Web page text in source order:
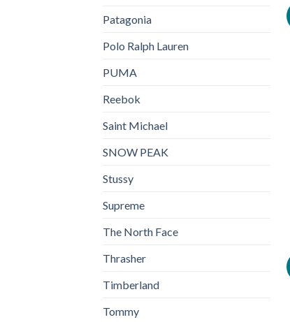
Patagonia
Polo Ralph Lauren
PUMA
Reebok
Saint Michael
SNOW PEAK
Stussy
Supreme
The North Face
Thrasher
Timberland
Tommy